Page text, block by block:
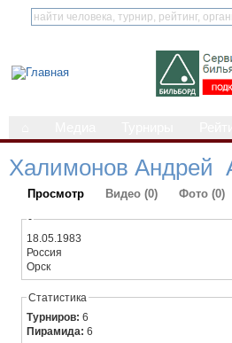
Халимонов Андрей
Просмотр Видео (0) Фото (0)
-
18.05.1983
Россия
Орск
Статистика
Турниров:6
Пирамида:6